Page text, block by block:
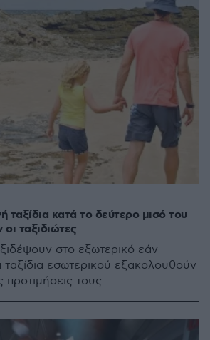
ταξίδια κατά το δεύτερο μισό του
οι ταξιδιώτες
στο εξωτερικό εάν
ταξίδια εσωτερικού εξακολουθούν
προτιμήσεις τους